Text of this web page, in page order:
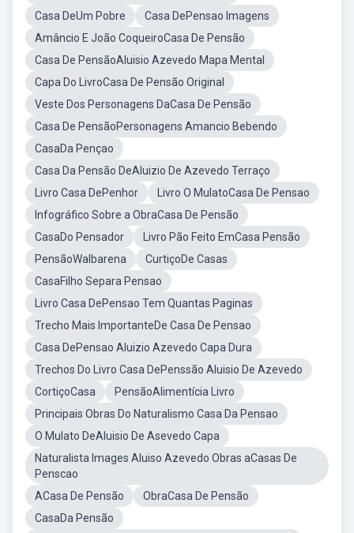
Casa DeUm Pobre
Casa DePensao Imagens
Amâncio E João CoqueiroCasa De Pensão
Casa De PensãoAluisio Azevedo Mapa Mental
Capa Do LivroCasa De Pensão Original
Veste Dos Personagens DaCasa De Pensão
Casa De PensãoPersonagens Amancio Bebendo
CasaDa Pençao
Casa Da Pensão DeAluizio De Azevedo Terraço
Livro Casa DePenhor
Livro O MulatoCasa De Pensao
Infográfico Sobre a ObraCasa De Pensão
CasaDo Pensador
Livro Pão Feito EmCasa Pensão
PensãoWalbarena
CurtiçoDe Casas
CasaFilho Separa Pensao
Livro Casa DePensao Tem Quantas Paginas
Trecho Mais ImportanteDe Casa De Pensao
Casa DePensao Aluizio Azevedo Capa Dura
Trechos Do Livro Casa DePenssão Aluisio De Azevedo
CortiçoCasa
PensãoAlimentícia Livro
Principais Obras Do Naturalismo Casa Da Pensao
O Mulato DeAluisio De Asevedo Capa
Naturalista Images Aluiso Azevedo Obras aCasas De
Penscao
ACasa De Pensão
ObraCasa De Pensão
CasaDa Pensão